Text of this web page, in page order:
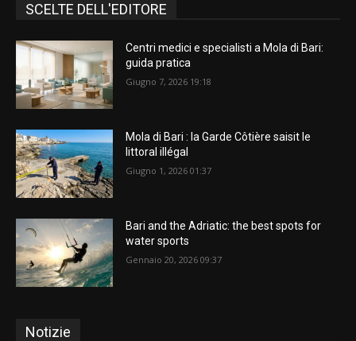
SCELTE DELL'EDITORE
Centri medici e specialisti a Mola di Bari:
guida pratica
Giugno 7, 2026 19:18
Mola di Bari : la Garde Côtière saisit le
littoral illégal
Giugno 1, 2026 01:37
Bari and the Adriatic: the best spots for
water sports
Gennaio 20, 2026 09:37
Notizie